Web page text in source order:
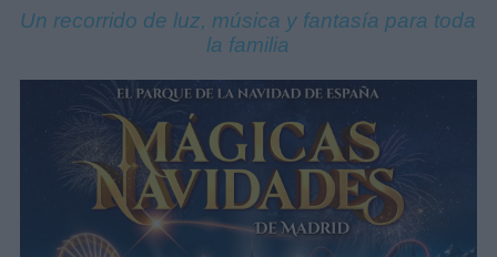
Un recorrido de luz, música y fantasía para toda
la familia